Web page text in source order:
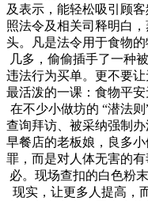
及表示，能轻松吸引顾
照法令及相关司释明白
头。凡是法令用于食物
几多，偷偷插手了一种
违法行为买单。更不要
最活泼的一课：食物平
在不少小做坊的 “潜法
查询拜访、被采纳强制
早餐店的老板娘，良多
罪，而是对人体无害的
必。现场查扣的白色粉
现实，让更多人提高，